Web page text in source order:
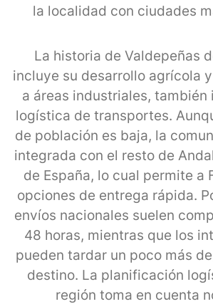
la localidad con ciudades
La historia de Valdepeñas
incluye su desarrollo agrícola
a áreas industriales, también
logística de transportes.
de población es baja, la
integrada con el resto de
de España, lo cual permite a
opciones de entrega rápida.
envíos nacionales suelen
48 horas, mientras que los
pueden tardar un poco más
destino. La planificación
región toma en cuenta